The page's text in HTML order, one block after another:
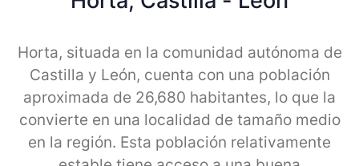
Horta, situada en la comunidad autónoma de
Castilla y León, cuenta con una población
aproximada de 26,680 habitantes, lo que la
convierte en una localidad de tamaño medio
en la región. Esta población relativamente